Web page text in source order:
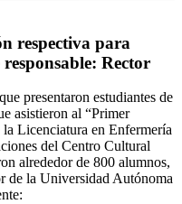
respectiva para
Rector
presentaron estudiantes de
asistieron al “Primer
la Licenciatura en Enfermería
del Centro Cultural
alrededor de 800 alumnos,
de la Universidad Autónoma